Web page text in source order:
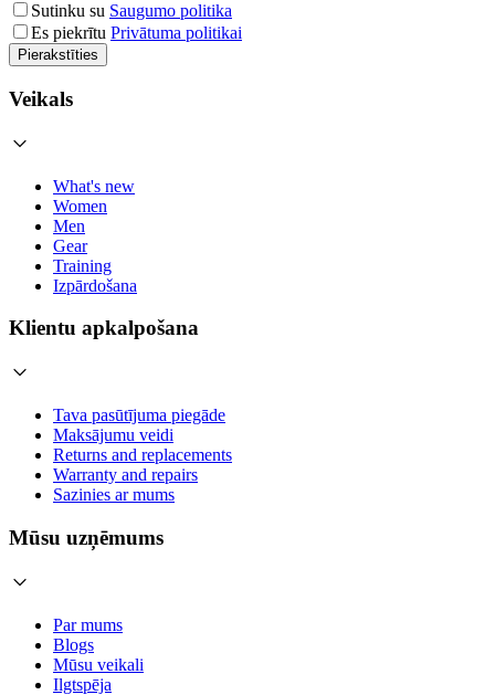
Sutinku su Saugumo politika
Es piekrītu Privātuma politikai
Pierakstīties
Veikals
What's new
Women
Men
Gear
Training
Izpārdošana
Klientu apkalpošana
Tava pasūtījuma piegāde
Maksājumu veidi
Returns and replacements
Warranty and repairs
Sazinies ar mums
Mūsu uzņēmums
Par mums
Blogs
Mūsu veikali
Ilgtspēja